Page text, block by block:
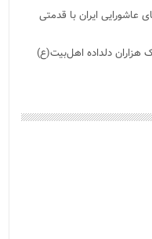
عاشورایی ایران با قدمتی
دلداده اهل‌بیت(ع)